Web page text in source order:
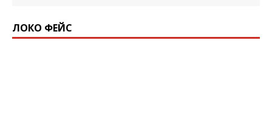
ЛОКО ФЕЙС